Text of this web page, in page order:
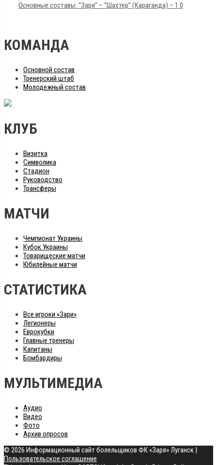
Основные составы: “Заря” – “Шахтер” (Караганда) – 1:0
КОМАНДА
Основной состав
Тренерский штаб
Молодежный состав
КЛУБ
Визитка
Символика
Стадион
Руководство
Трансферы
МАТЧИ
Чемпионат Украины
Кубок Украины
Товарищеские матчи
Юбилейные матчи
СТАТИСТИКА
Все игроки «Зари»
Легионеры
Еврокубки
Главные тренеры
Капитаны
Бомбардиры
МУЛЬТИМЕДИА
Аудио
Видео
Фото
Архив опросов
© 2026 Информационный сайт болельщиков ФК «Заря» Луганск |
Пользовательское соглашение